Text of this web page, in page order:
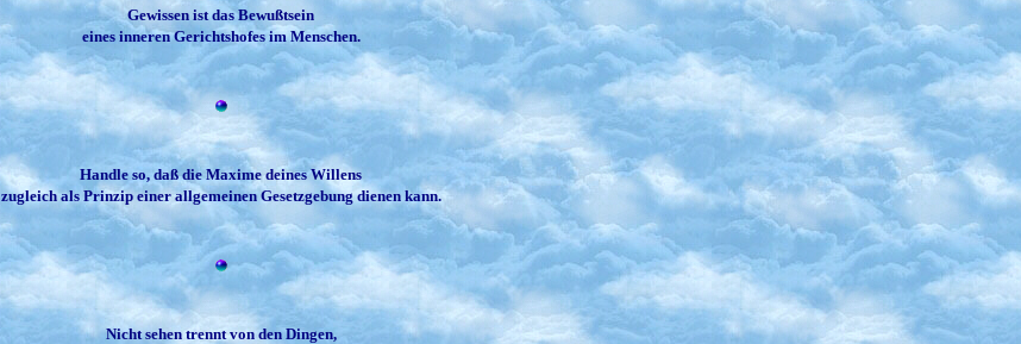
Gewissen ist das Bewußtsein
eines inneren Gerichtshofes im Menschen.
Handle so, daß die Maxime deines Willens
zugleich als Prinzip einer allgemeinen Gesetzgebung dienen kann.
Nicht sehen trennt von den Dingen,